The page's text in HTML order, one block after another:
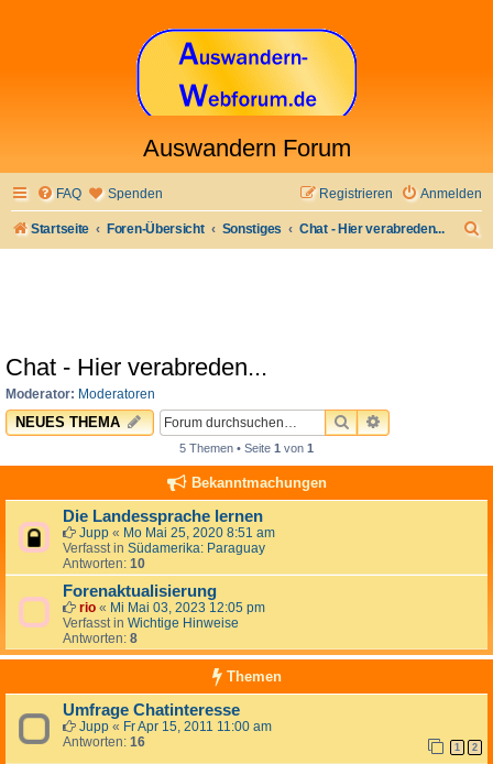
Auswandern Forum
FAQ Spenden Anmelden
Registrieren
Startseite Foren-Übersicht Sonstiges Chat - Hier verabreden...
Chat - Hier verabreden...
Moderator: Moderatoren
NEUES THEMA SUCHEERWEITERTE
5 Themen • Seite 1 von 1
Bekanntmachungen
Die Landessprache lernen
Jupp « Mo Mai 25, 2020 8:51 am
Verfasst in Südamerika: Paraguay
Antworten: 10
Forenaktualisierung
rio « Mi Mai 03, 2023 12:05 pm
Verfasst in Wichtige Hinweise
Antworten: 8
Themen
Umfrage Chatinteresse
Jupp « Fr Apr 15, 2011 11:00 am
Antworten: 16 1 2